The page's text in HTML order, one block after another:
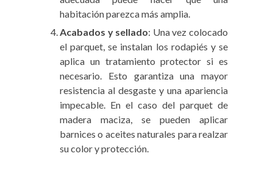
habitación parezca más amplia.
Acabados y sellado: Una vez colocado
el parquet, se instalan los rodapiés y se
aplica un tratamiento protector si es
necesario. Esto garantiza una mayor
resistencia al desgaste y una apariencia
impecable. En el caso del parquet de
madera maciza, se pueden aplicar
barnices o aceites naturales para realzar
su color y protección.